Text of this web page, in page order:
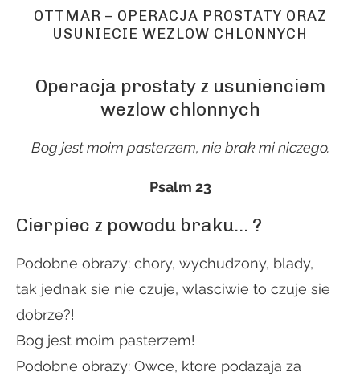
OTTMAR – OPERACJA PROSTATY ORAZ
USUNIECIE WEZLOW CHLONNYCH
Operacja prostaty z usunienciem
wezlow chlonnych
Bog jest moim pasterzem, nie brak mi niczego.
Psalm 23
Cierpiec z powodu braku… ?
Podobne obrazy: chory, wychudzony, blady,
tak jednak sie nie czuje, wlasciwie to czuje sie
dobrze?!
Bog jest moim pasterzem!
Podobne obrazy: Owce, ktore podazaja za